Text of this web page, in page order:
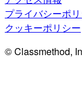
プライバシーポ
クッキーポリシー
© Classmethod,